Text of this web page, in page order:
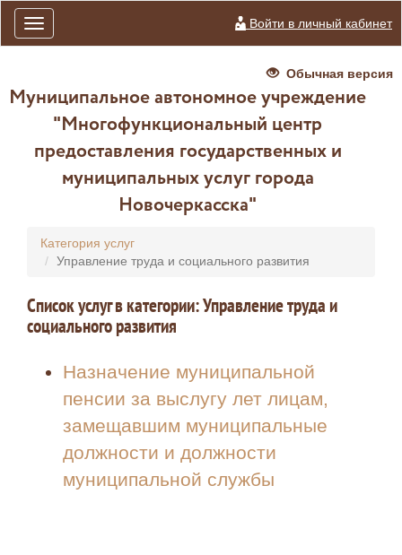
Toggle
navigation
Войти в личный кабинет
Обычная версия
Муниципальное автономное учреждение
"Многофункциональный центр
предоставления государственных и
муниципальных услуг города
Новочеркасска"
Категория услуг
Управление труда и социального развития
Список услуг в категории: Управление труда и
социального развития
Назначение муниципальной
пенсии за выслугу лет лицам,
замещавшим муниципальные
должности и должности
муниципальной службы